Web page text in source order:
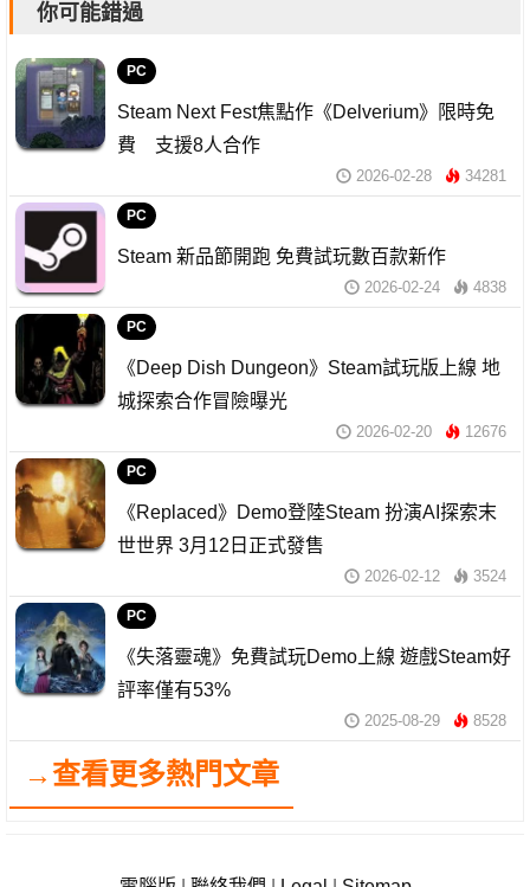
你可能錯過
PC
Steam Next Fest焦點作《Delverium》限時免
費 支援8人合作
2026-02-28 34281
PC
Steam 新品節開跑 免費試玩數百款新作
2026-02-24 4838
PC
《Deep Dish Dungeon》Steam試玩版上線 地
城探索合作冒險曝光
2026-02-20 12676
PC
《Replaced》Demo登陸Steam 扮演AI探索末
世世界 3月12日正式發售
2026-02-12 3524
PC
《失落靈魂》免費試玩Demo上線 遊戲Steam好
評率僅有53%
2025-08-29 8528
→查看更多熱門文章